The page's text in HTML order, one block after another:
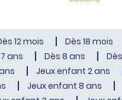
12 mois Dès 18 mois
ans Dès 8 ans
Jeux enfant 2 ans
Jeux enfant 8 ans